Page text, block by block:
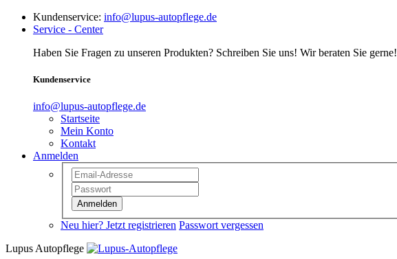
Kundenservice: info@lupus-autopflege.de
Service - Center
Haben Sie Fragen zu unseren Produkten? Schreiben Sie uns! Wir beraten Sie gerne!
Kundenservice
info@lupus-autopflege.de
Startseite
Mein Konto
Kontakt
Anmelden
Anmelden
Neu hier? Jetzt registrieren Passwort vergessen
Lupus Autopflege